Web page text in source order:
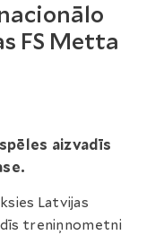
FS Metta
aizvadīs
Latvijas
treniņnometni